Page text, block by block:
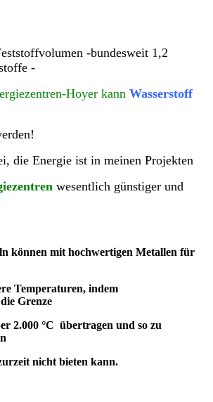
-bundesweit 1,2
-
Hoyer kann Wasserstoff
die Energie ist in meinen Projekten
wesentlich günstiger und
können mit hochwertigen Metallen für
Temperaturen, indem
Grenze
2.000 °C übertragen und so zu
nicht bieten kann.